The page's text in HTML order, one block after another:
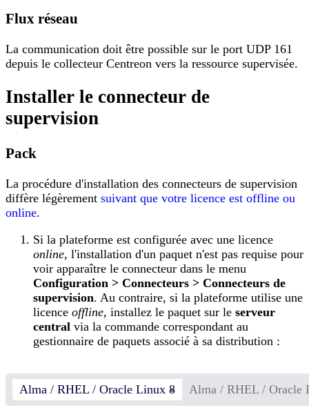
Flux réseau
La communication doit être possible sur le port UDP 161
depuis le collecteur Centreon vers la ressource supervisée.
Installer le connecteur de
supervision
Pack
La procédure d'installation des connecteurs de supervision
diffère légèrement suivant que votre licence est offline ou
online.
Si la plateforme est configurée avec une licence
online, l'installation d'un paquet n'est pas requise pour
voir apparaître le connecteur dans le menu
Configuration > Connecteurs > Connecteurs de
supervision. Au contraire, si la plateforme utilise une
licence offline, installez le paquet sur le serveur
central via la commande correspondant au
gestionnaire de paquets associé à sa distribution :
Alma / RHEL / Oracle Linux 8 Alma / RHEL / Oracle